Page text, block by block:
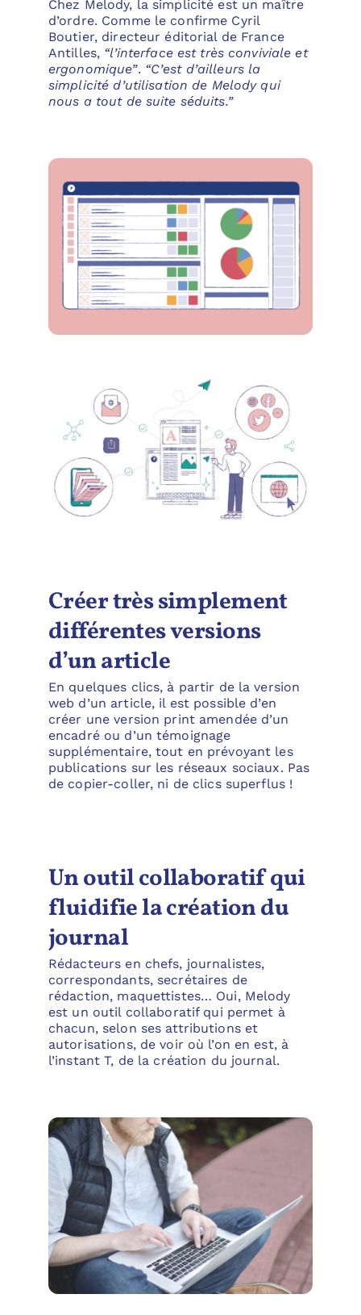
Chez Melody, la simplicité est un maître
d’ordre. Comme le confirme Cyril
Boutier, directeur éditorial de France
Antilles, “l’interface est très conviviale et
ergonomique”. “C’est d’ailleurs la
simplicité d’utilisation de Melody qui
nous a tout de suite séduits.”
Créer très simplement
différentes versions
d’un article
En quelques clics, à partir de la version
web d’un article, il est possible d’en
créer une version print amendée d’un
encadré ou d’un témoignage
supplémentaire, tout en prévoyant les
publications sur les réseaux sociaux. Pas
de copier-coller, ni de clics superflus !
Un outil collaboratif qui
fluidifie la création du
journal
Rédacteurs en chefs, journalistes,
correspondants, secrétaires de
rédaction, maquettistes… Oui, Melody
est un outil collaboratif qui permet à
chacun, selon ses attributions et
autorisations, de voir où l’on en est, à
l’instant T, de la création du journal.